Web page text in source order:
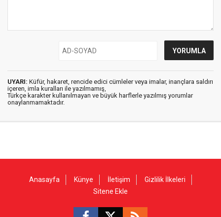
UYARI: Küfür, hakaret, rencide edici cümleler veya imalar, inançlara saldırı
içeren, imla kuralları ile yazılmamış,
Türkçe karakter kullanılmayan ve büyük harflerle yazılmış yorumlar
onaylanmamaktadır.
Anasayfa Künye İletişim
Gizlilik İlkeleri
Sitene Ekle